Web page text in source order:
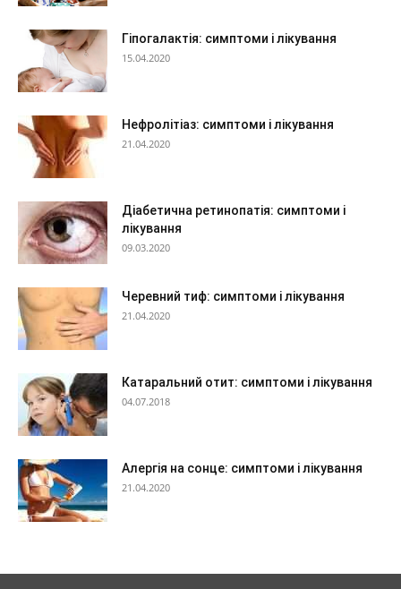
Гіпогалактія: симптоми і лікування
15.04.2020
Нефролітіаз: симптоми і лікування
21.04.2020
Діабетична ретинопатія: симптоми і
лікування
09.03.2020
Черевний тиф: симптоми і лікування
21.04.2020
Катаральний отит: симптоми і лікування
04.07.2018
Алергія на сонце: симптоми і лікування
21.04.2020